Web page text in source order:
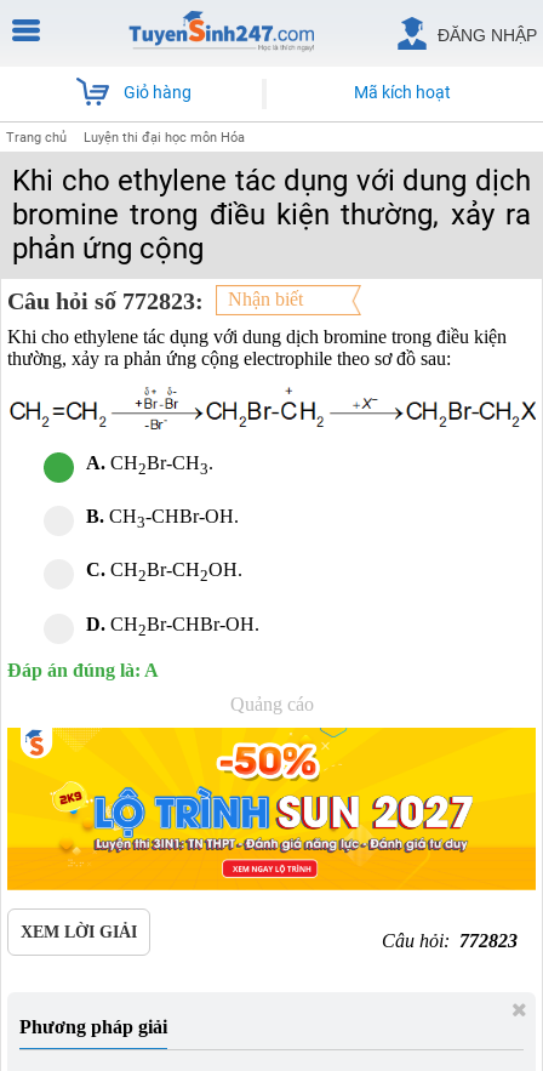
ĐĂNG NHẬP
Giỏ hàng Mã kích hoạt
Trang chủ Luyện thi đại học môn Hóa
Khi cho ethylene tác dụng với dung dịch
bromine trong điều kiện thường, xảy ra
phản ứng cộng
Câu hỏi số 772823:
Nhận biết
Khi cho ethylene tác dụng với dung dịch bromine trong điều kiện
thường, xảy ra phản ứng cộng electrophile theo sơ đồ sau:
A. CH2Br-CH3.
B. CH3-CHBr-OH.
C. CH2Br-CH2OH.
D. CH2Br-CHBr-OH.
Đáp án đúng là: A
Quảng cáo
XEM LỜI GIẢI Câu hỏi: 772823
Phương pháp giải